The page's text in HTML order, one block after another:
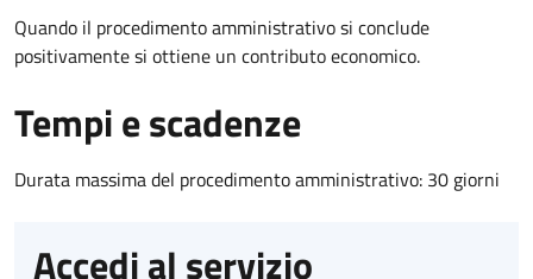
Quando il procedimento amministrativo si conclude
positivamente si ottiene un contributo economico.
Tempi e scadenze
Durata massima del procedimento amministrativo: 30 giorni
Accedi al servizio